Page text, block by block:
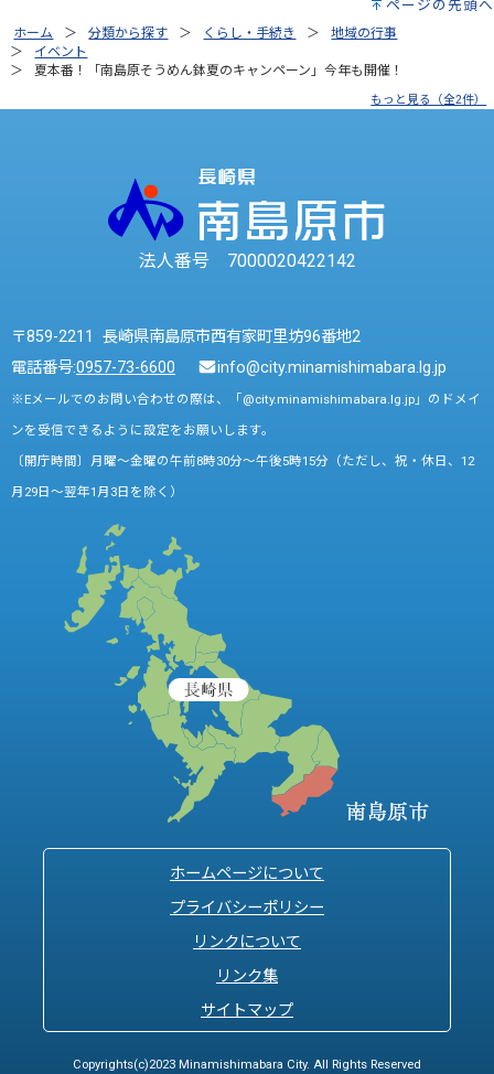
ページの先頭へ
ホーム 分類から探す くらし・手続き
地域の行事
イベント
夏本番！「南島原そうめん鉢夏のキャンペーン」今年も開催！
もっと見る（全2件）
法人番号 7000020422142
〒859-2211 長崎県南島原市西有家町里坊96番地2
電話番号:0957-73-6600 info@city.minamishimabara.lg.jp
※Eメールでのお問い合わせの際は、「@city.minamishimabara.lg.jp」のドメイ
ンを受信できるように設定をお願いします。
〔開庁時間〕月曜～金曜の午前8時30分～午後5時15分（ただし、祝・休日、12
月29日～翌年1月3日を除く）
ホームページについて
プライバシーポリシー
リンクについて
リンク集
サイトマップ
Copyrights(c)2023 Minamishimabara City. All Rights Reserved